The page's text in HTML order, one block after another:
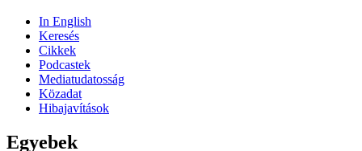
In English
Keresés
Cikkek
Podcastek
Mediatudatosság
Közadat
Hibajavítások
Egyebek